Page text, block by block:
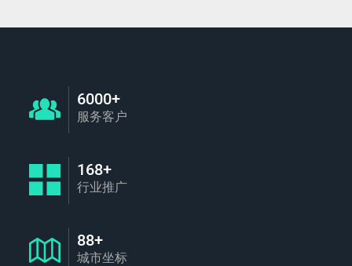
6000+
服务客户
168+
行业推广
88+
城市坐标